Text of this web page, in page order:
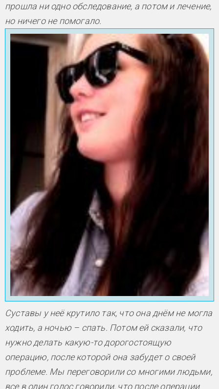
прошла ни одно обследование, а потом и лечение,
но ничего не помогало.
Суставы у неё крутило так, что она днём не могла
ходить, а ночью – спать. Потом ей сказали, что
нужно делать какую-то дорогостоящую
операцию, после которой она забудет о своей
проблеме. Мы переговорили со многими людьми,
все в один голос говорили, что после операции